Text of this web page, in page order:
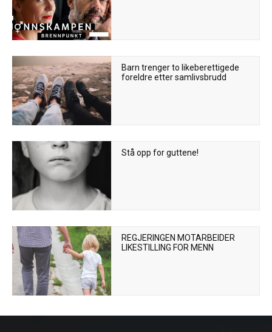
Barn trenger to likeberettigede
foreldre etter samlivsbrudd
Stå opp for guttene!
REGJERINGEN MOTARBEIDER
LIKESTILLING FOR MENN